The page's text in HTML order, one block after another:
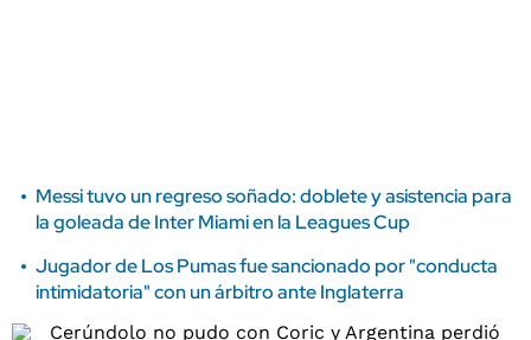
Messi tuvo un regreso soñado: doblete y asistencia para
la goleada de Inter Miami en la Leagues Cup
Jugador de Los Pumas fue sancionado por "conducta
intimidatoria" con un árbitro ante Inglaterra